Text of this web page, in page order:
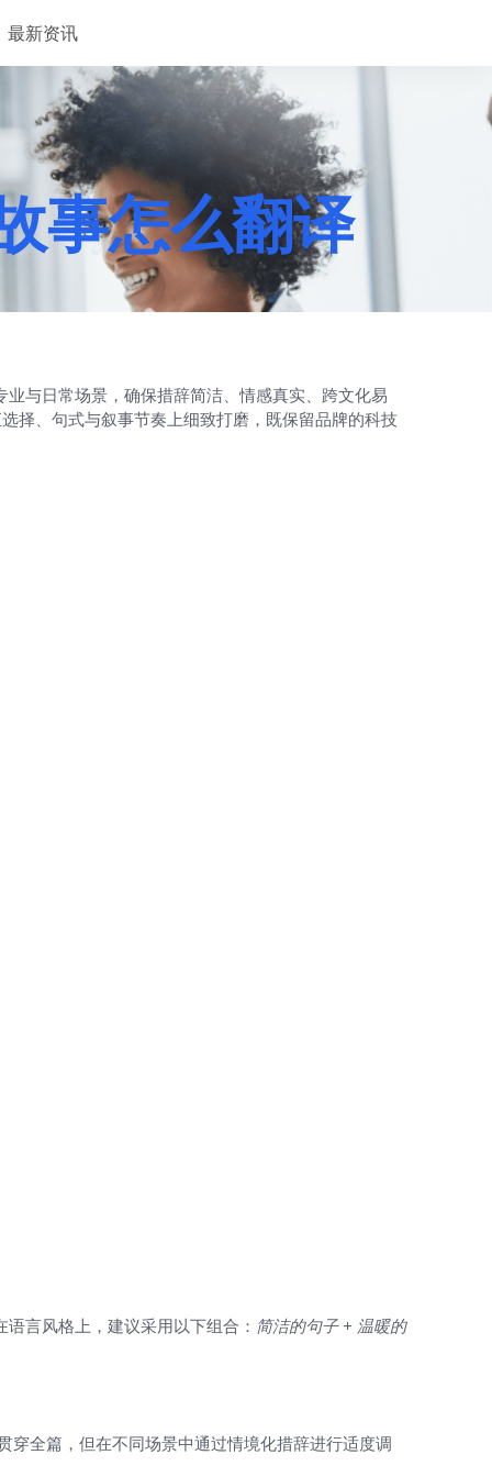
最新资讯
事怎么翻译
与日常场景，确保措辞简洁、情感真实、跨文化易
择、句式与叙事节奏上细致打磨，既保留品牌的科技
言风格上，建议采用以下组合： 简洁的句子 + 温暖的
穿全篇，但在不同场景中通过情境化措辞进行适度调